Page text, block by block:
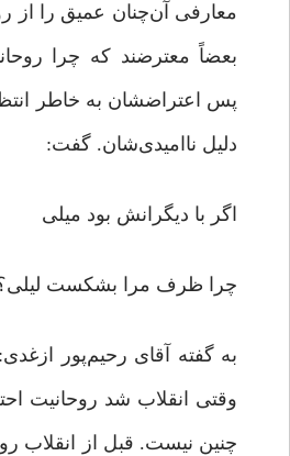
معارفی آن‌چنان عمیق را از
بعضاً معترضند که چرا
پس اعتراضشان به خاطر
دلیل ناامیدی‌شان. گفت:
اگر با دیگرانش بود میلی
چرا ظرف مرا بشکست
به گفته آقای رحیم‌پور
وقتی انقلاب شد روحانیت
چنین نیست. قبل از انقلاب